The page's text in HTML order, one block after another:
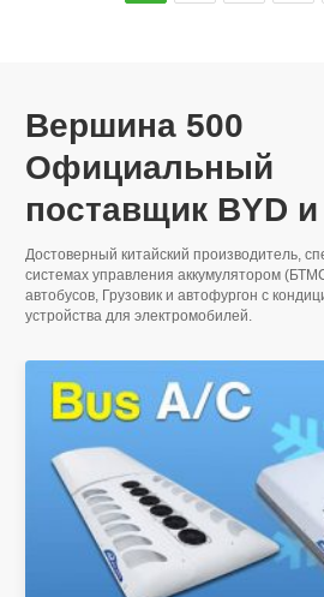
Вершина 500
Официальный
поставщик BYD и
Достоверный китайский производитель,
системах управления аккумулятором
автобусов, Грузовик и автофургон с
устройства для электромобилей.